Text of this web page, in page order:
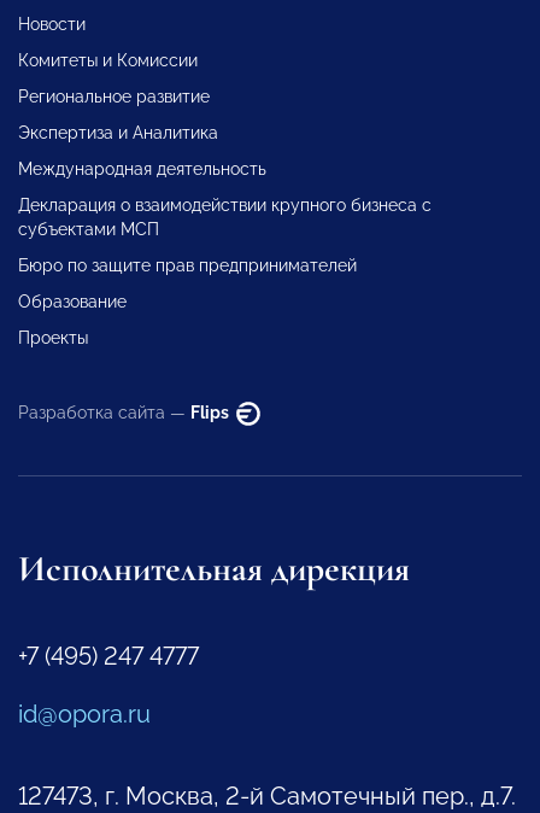
Новости
Комитеты и Комиссии
Региональное развитие
Экспертиза и Аналитика
Международная деятельность
Декларация о взаимодействии крупного бизнеса с
субъектами МСП
Бюро по защите прав предпринимателей
Образование
Проекты
Разработка сайта — Flips
Исполнительная дирекция
+7 (495) 247 4777
id@opora.ru
127473, г. Москва, 2-й Самотечный пер., д.7.